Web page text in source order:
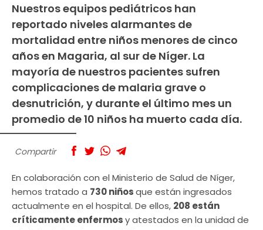
Nuestros equipos pediátricos han
reportado niveles alarmantes de
mortalidad entre niños menores de cinco
años en Magaria, al sur de Níger. La
mayoría de nuestros pacientes sufren
complicaciones de malaria grave o
desnutrición, y durante el último mes un
promedio de 10 niños ha muerto cada día.
Compartir
En colaboración con el Ministerio de Salud de Níger,
hemos tratado a 730 niñosque están ingresados
actualmente en el hospital. De ellos, 208 están
críticamente enfermosy atestados en la unidad de